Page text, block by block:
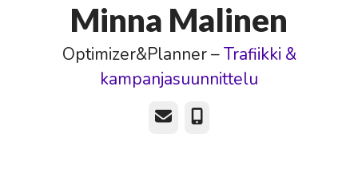
Minna Malinen
Optimizer&Planner –Trafiikki &
kampanjasuunnittelu
SähköpostiPuhelin